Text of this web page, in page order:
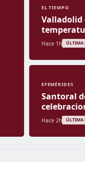
EL TIEMPO
Valladolid
Hace 1h ÚLTIMA
EFEMÉRIDES
Santoral
Hace 2h ÚLTIMA